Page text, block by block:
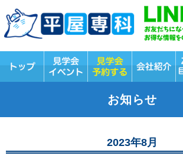
お知らせ
2023年8月